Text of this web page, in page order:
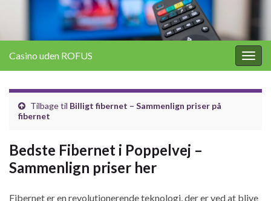
Casino uden ROFUS
Tilbage til Billigt fibernet – Sammenlign priser på
fibernet
Bedste Fibernet i Poppelvej –
Sammenlign priser her
Fibernet er en revolutionerende teknologi, der er ved at blive